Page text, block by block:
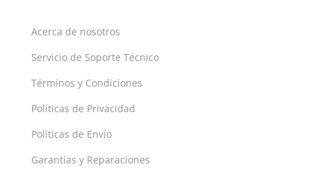
Acerca de nosotros
Servicio de Soporte Técnico
Términos y Condiciones
Políticas de Privacidad
Políticas de Envío
Garantías y Reparaciones